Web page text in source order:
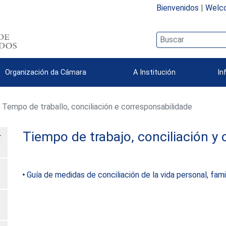
Bienvenidos |
Organización da Cámara A Institución
Tempo de traballo, conciliación e corresponsabilidade
ToggleTiempo de trabajo, conciliación y
Guía de medidas de conciliación de la vida personal,